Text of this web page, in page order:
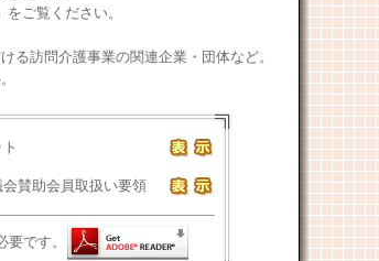
ご覧ください。
訪問介護事業の関連企業・団体など。
賛助会員取扱い要領
です。